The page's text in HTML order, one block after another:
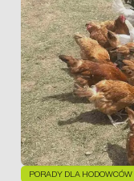
PORADY DLA HODOWCÓW